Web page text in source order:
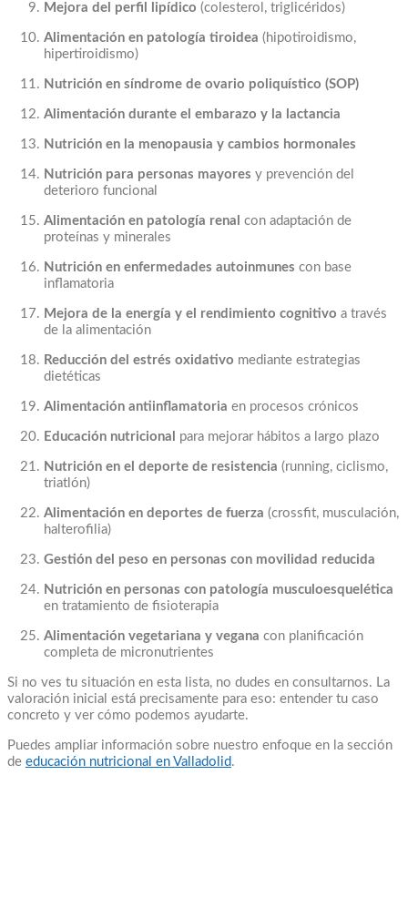
Mejora del perfil lipídico (colesterol, triglicéridos)
Alimentación en patología tiroidea (hipotiroidismo,
hipertiroidismo)
Nutrición en síndrome de ovario poliquístico (SOP)
Alimentación durante el embarazo y la lactancia
Nutrición en la menopausia y cambios hormonales
Nutrición para personas mayores y prevención del
deterioro funcional
Alimentación en patología renal con adaptación de
proteínas y minerales
Nutrición en enfermedades autoinmunes con base
inflamatoria
Mejora de la energía y el rendimiento cognitivo a través
de la alimentación
Reducción del estrés oxidativo mediante estrategias
dietéticas
Alimentación antiinflamatoria en procesos crónicos
Educación nutricional para mejorar hábitos a largo plazo
Nutrición en el deporte de resistencia (running, ciclismo,
triatlón)
Alimentación en deportes de fuerza (crossfit, musculación,
halterofilia)
Gestión del peso en personas con movilidad reducida
Nutrición en personas con patología musculoesquelética
en tratamiento de fisioterapia
Alimentación vegetariana y vegana con planificación
completa de micronutrientes
Si no ves tu situación en esta lista, no dudes en consultarnos. La
valoración inicial está precisamente para eso: entender tu caso
concreto y ver cómo podemos ayudarte.
Puedes ampliar información sobre nuestro enfoque en la sección
de educación nutricional en Valladolid.